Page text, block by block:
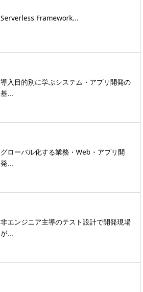
Serverless Framework...
導入目的別に学ぶシステム・アプリ開発の
基...
グローバル化する業務・Web・アプリ開
発...
非エンジニア主導のテスト設計で開発現場
が...